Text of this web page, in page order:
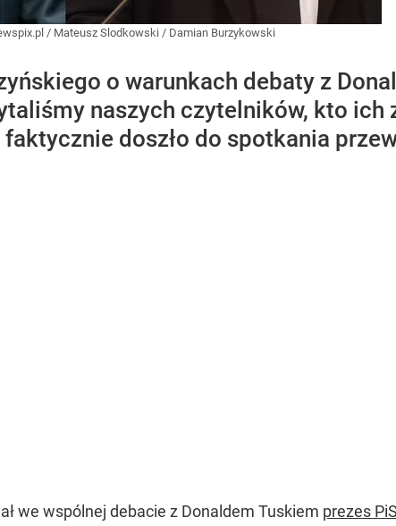
/ Mateusz Slodkowski / Damian Burzykowski
o warunkach debaty z
naszych czytelników, kto ich
doszło do spotkania
we wspólnej debacie z Donaldem Tuskiem prezes PiS